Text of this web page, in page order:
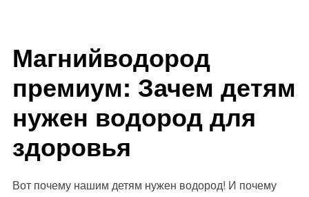
Магнийводород
премиум: Зачем детям
нужен водород для
здоровья
Вот почему нашим детям нужен водород! И почему